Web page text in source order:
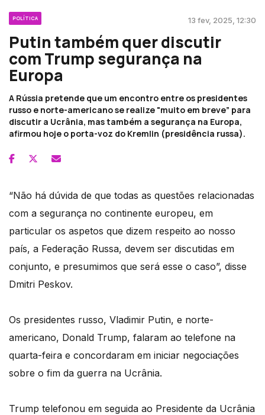
POLÍTICA 13 fev, 2025, 12:30
Putin também quer discutir
com Trump segurança na
Europa
A Rússia pretende que um encontro entre os presidentes
russo e norte-americano se realize "muito em breve” para
discutir a Ucrânia, mas também a segurança na Europa,
afirmou hoje o porta-voz do Kremlin (presidência russa).
“Não há dúvida de que todas as questões relacionadas
com a segurança no continente europeu, em
particular os aspetos que dizem respeito ao nosso
país, a Federação Russa, devem ser discutidas em
conjunto, e presumimos que será esse o caso”, disse
Dmitri Peskov.
Os presidentes russo, Vladimir Putin, e norte-
americano, Donald Trump, falaram ao telefone na
quarta-feira e concordaram em iniciar negociações
sobre o fim da guerra na Ucrânia.
Trump telefonou em seguida ao Presidente da Ucrânia